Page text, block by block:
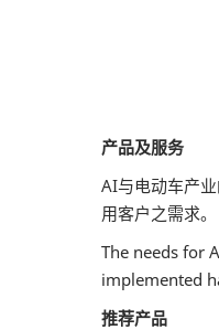
产品及服务
AI与电动车产
用客户之需求。
The needs for
implemented
推荐产品